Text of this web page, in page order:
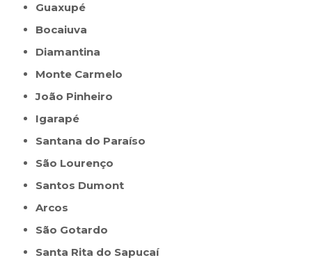
Guaxupé
Bocaiuva
Diamantina
Monte Carmelo
João Pinheiro
Igarapé
Santana do Paraíso
São Lourenço
Santos Dumont
Arcos
São Gotardo
Santa Rita do Sapucaí